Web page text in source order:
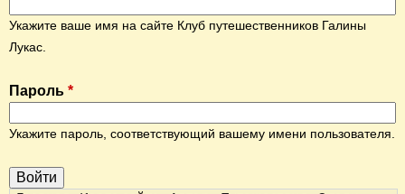
в
н
е
в
л
Укажите ваше имя на сайте Клуб путешественников Галины
Лукас.
Пароль *
Укажите пароль, соответствующий вашему имени пользователя.